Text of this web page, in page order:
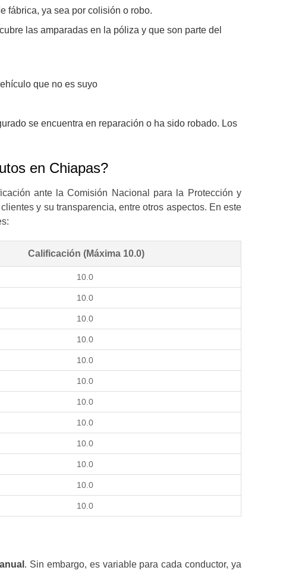
fábrica, ya sea por colisión o robo.
las amparadas en la póliza y que son parte del
que no es suyo
se encuentra en reparación o ha sido robado. Los
en Chiapas?
ante la Comisión Nacional para la Protección y
y su transparencia, entre otros aspectos. En este
Calificación (Máxima 10.0)
10.0
10.0
10.0
10.0
10.0
10.0
10.0
10.0
10.0
10.0
10.0
10.0
. Sin embargo, es variable para cada conductor, ya